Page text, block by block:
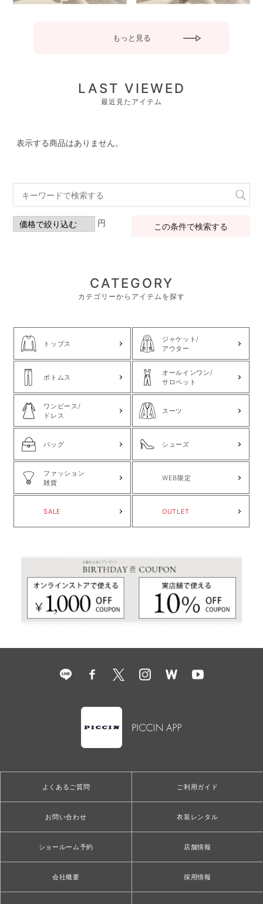
もっと見る
LAST VIEWED
最近見たアイテム
表示する商品はありません。
円 この条件で検索する
CATEGORY
カテゴリーからアイテムを探す
トップス
ジャケット/
アウター
ボトムス
オールインワン/
サロペット
ワンピース/
ドレス
スーツ
バッグ シューズ
ファッション
雑貨
WEB限定
SALE OUTLET
よくあるご質問 ご利用ガイド
お問い合わせ 衣装レンタル
ショールーム予約 店舗情報
会社概要 採用情報